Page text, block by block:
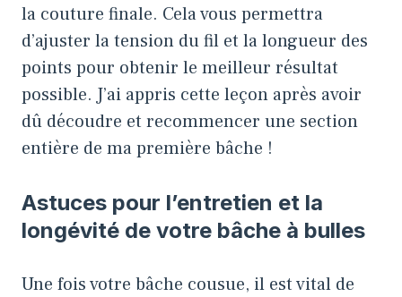
la couture finale. Cela vous permettra
d’ajuster la tension du fil et la longueur des
points pour obtenir le meilleur résultat
possible. J’ai appris cette leçon après avoir
dû découdre et recommencer une section
entière de ma première bâche !
Astuces pour l’entretien et la
longévité de votre bâche à bulles
Une fois votre bâche cousue, il est vital de